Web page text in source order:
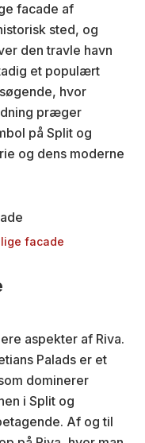
facade af
sted, og
den travle havn
et populært
hvor
præger
på Split og
og dens moderne
facade
aspekter af Riva.
Palads er et
dominerer
i Split og
Af og til